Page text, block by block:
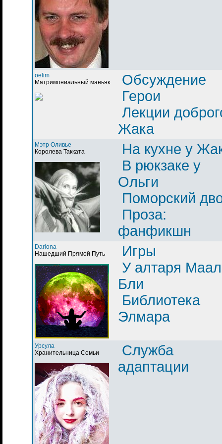
oelim
Матримониальный маньяк
Обсуждение
Герои
Лекции
Жака
Мэтр Оливье
Королева Такката
На кухне у
В рюкзаке у
Ольги
Поморский
Проза:
фанфикшн
Dariona
Нашедший Прямой Путь
Игры
У алтаря
Бли
Библиотека
Элмара
Урсула
Хранительница Семьи
Служба
адаптации